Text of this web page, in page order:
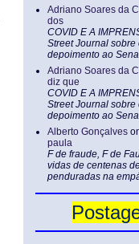
Adriano Soares da
dos
COVID E A
Street Journal
depoimento ao
Adriano Soares da
diz que
COVID E A
Street Journal
depoimento ao
Alberto Gonçalves
paula
F de fraude, F de
vidas de centenas
penduradas na